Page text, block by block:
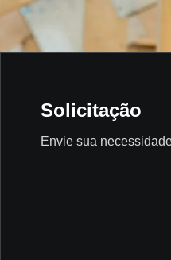
Solicitação
Envie sua